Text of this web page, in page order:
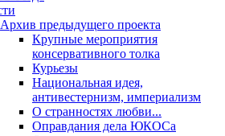
Архив предыдущего проекта
Крупные мероприятия
консервативного толка
Курьезы
Национальная идея,
антивестернизм, империализм
О странностях любви...
Оправдания дела ЮКОСа